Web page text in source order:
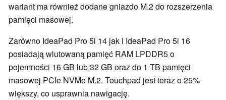
wariant ma również dodane gniazdo M.2 do rozszerzenia
pamięci masowej.
Zarówno IdeaPad Pro 5i 14 jak i IdeaPad Pro 5i 16
posiadają wlutowaną pamięć RAM LPDDR5 o
pojemności 16 GB lub 32 GB oraz do 1 TB pamięci
masowej PCIe NVMe M.2. Touchpad jest teraz o 25%
większy, co usprawnia nawigację.